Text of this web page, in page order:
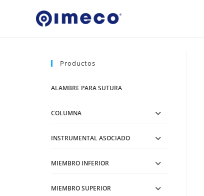
Productos
ALAMBRE PARA SUTURA
COLUMNA
INSTRUMENTAL ASOCIADO
MIEMBRO INFERIOR
MIEMBRO SUPERIOR